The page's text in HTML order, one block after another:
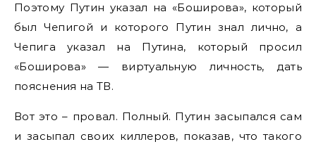
Поэтому Путин указал на «Боширова», который
был Чепигой и которого Путин знал лично, а
Чепига указал на Путина, который просил
«Боширова» — виртуальную личность, дать
пояснения на ТВ.
Вот это – провал. Полный. Путин засыпался сам
и засыпал своих киллеров, показав, что такого